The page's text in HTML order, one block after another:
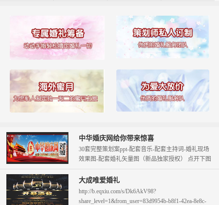
中华婚庆网给你带来惊喜
30套完整策划案ppt-配套音乐-配套主持词-婚礼现场
效果图-配套婚礼矢量图（新品独家授权） 点开下图
大成唯爱婚礼
http://b.eqxiu.com/s/Dk6AkV98?
share_level=1&from_user=83d9954b-b8f1-42ea-8e8c-